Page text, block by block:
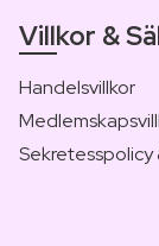
Villkor &
Handelsvillkor
Sekretesspolicy